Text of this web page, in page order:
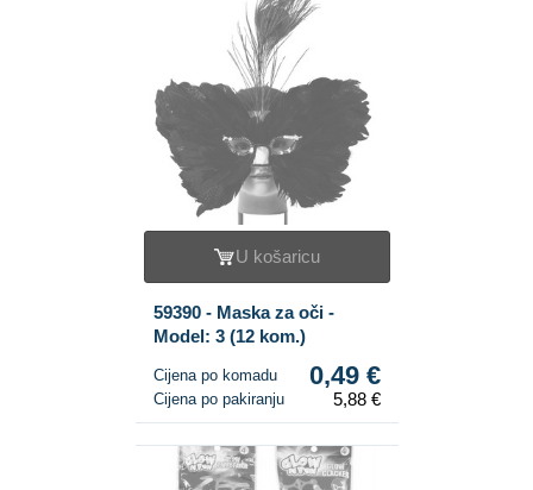
U košaricu
59390 - Maska za oči -
Model: 3 (12 kom.)
Cijena po komadu 0,49 €
Cijena po pakiranju 5,88 €